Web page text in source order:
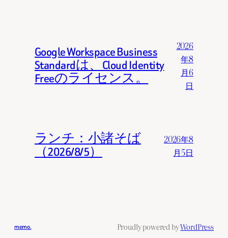
Google Workspace Business
Standardは、Cloud Identity
Freeのライセンス。
2026
年8
月6
日
ランチ：小諸そば
（2026/8/5）
2026年8
月5日
memo. Proudly powered byWordPress